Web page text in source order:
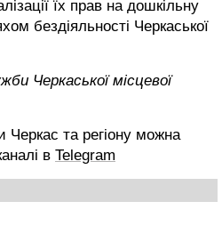
їх прав на дошкільну
бездіяльності Черкаської
Черкаської місцевої
Черкас та регіону можна
в Telegram